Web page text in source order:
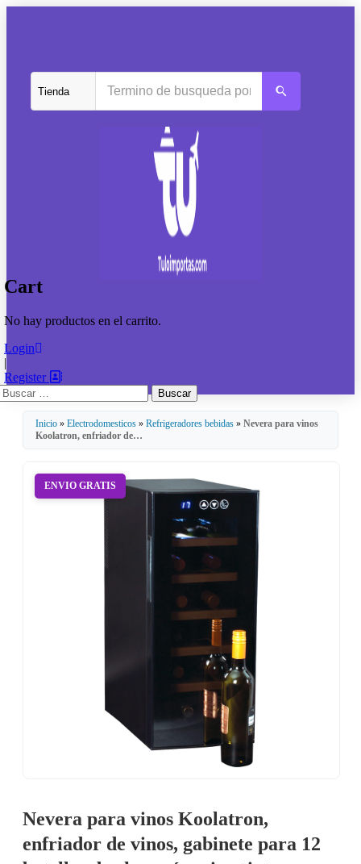
Cart
No hay productos en el carrito.
Login
|
Register
Inicio » Electrodomesticos » Refrigeradores bebidas » Nevera para vinos
Koolatron, enfriador de…
ENVIO GRATIS
Nevera para vinos Koolatron,
enfriador de vinos, gabinete para 12